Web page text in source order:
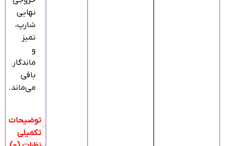
نهایی
شارپ،
تمیز
و
ماندگار
باقی
می‌ماند.
توضیحات
تکمیلی